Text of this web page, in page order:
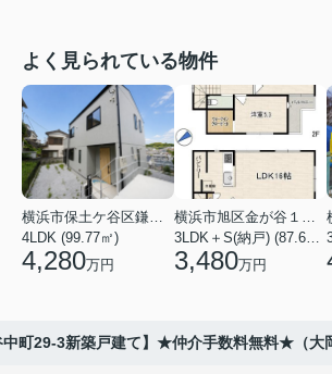
よく見られている物件
横浜市保土ケ谷区鎌谷町
4LDK (99.77㎡)
4,280万円
横浜市旭区金が谷１丁目
3LDK＋S(納戸) (87.61㎡)
3,480万円
町29-3新築戸建て】★仲介手数料無料★（大